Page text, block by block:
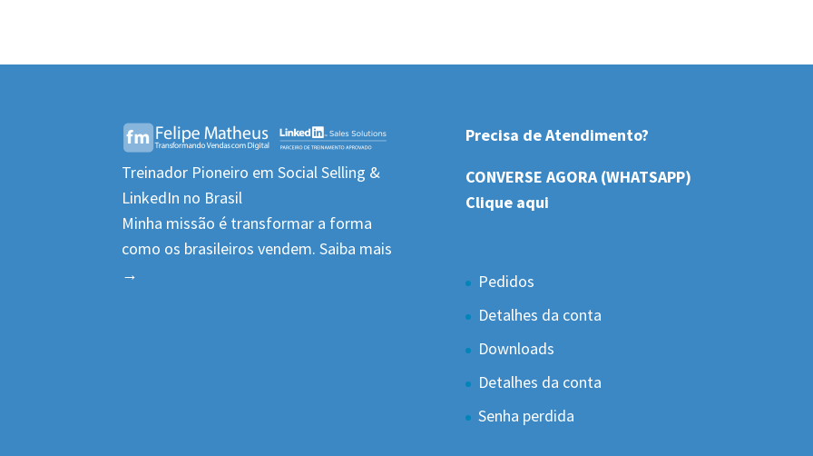
Treinador Pioneiro em Social Selling &
LinkedIn no Brasil
Minha missão é transformar a forma
como os brasileiros vendem.Saiba mais
→
Precisa de Atendimento?
CONVERSE AGORA (WHATSAPP)
Clique aqui
Pedidos
Detalhes da conta
Downloads
Detalhes da conta
Senha perdida